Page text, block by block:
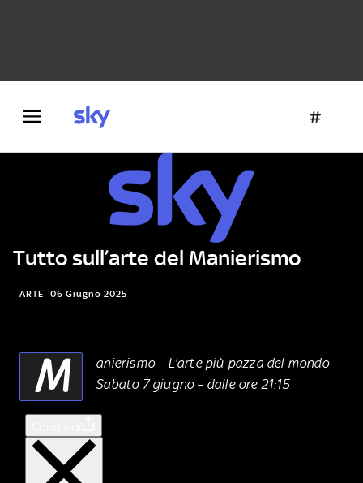
Tutto sull’arte del Manierismo
ARTE 06 Giugno 2025
M
anierismo – L'arte più pazza del mondo
Sabato 7 giugno – dalle ore 21:15